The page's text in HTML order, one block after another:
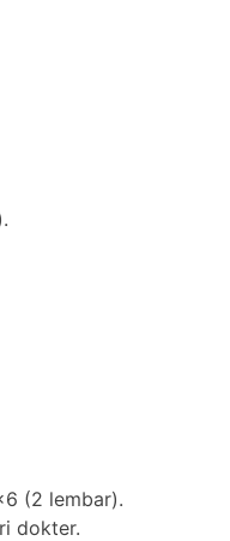
(2 lembar).
dokter.